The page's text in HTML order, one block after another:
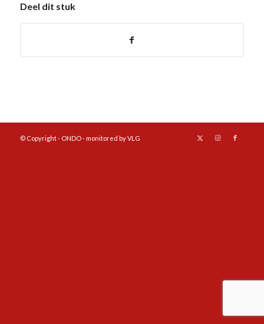
Deel dit stuk
© Copyright - ONDO - monitored by VLG